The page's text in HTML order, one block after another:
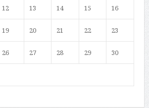
12 13 14 15 16
19 20 21 22 23
26 27 28 29 30